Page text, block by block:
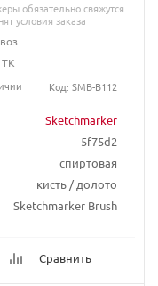
Sketchmarker
5f75d2
спиртовая
кисть / долото
Sketchmarker Brush
Сравнить
обязательно свяжутся
условия заказа
ТК
Код: SMB-B112